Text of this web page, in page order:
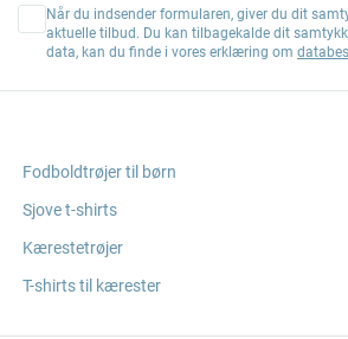
Når du indsender formularen, giver du dit
aktuelle tilbud. Du kan tilbagekalde dit
data, kan du finde i vores erklæring om
Fodboldtrøjer til børn
Sjove t-shirts
Kærestetrøjer
T-shirts til kærester